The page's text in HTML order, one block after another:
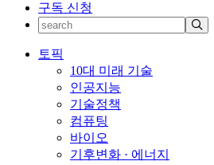
구독 신청
토픽
10대 미래 기술
인공지능
기술정책
컴퓨팅
바이오
기후변화 · 에너지